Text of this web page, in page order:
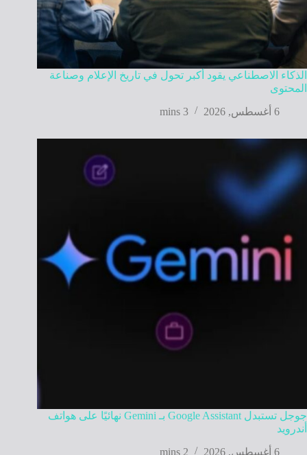
الذكاء الاصطناعي يقود أكبر تحول في تاريخ الإعلام وصناعة
المحتوى
6 أغسطس, 2026
3 mins
جوجل تستبدل Google Assistant بـ Gemini نهائيًا على هواتف
أندرويد
6 أغسطس, 2026
2 mins